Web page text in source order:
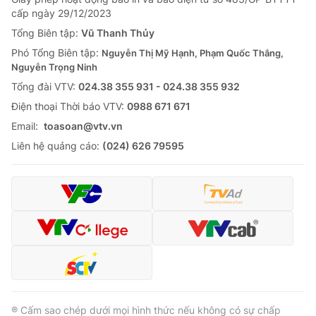
Sản phẩm
Thị trường
Tư vấn
Lịch phát sóng
Chuyên mục khác
Emagazine
Shorts video
VTV Thể thao
cấp ngày 29/12/2023
Tổng Biên tập: Vũ Thanh Thủy
Phó Tổng Biên tập: Nguyễn Thị Mỹ Hạnh, Phạm Quốc Thắng,
Nguyễn Trọng Ninh
Tổng đài VTV: 024.38 355 931 - 024.38 355 932
Ðiện thoại Thời báo VTV: 0988 671 671
Email: toasoan@vtv.vn
Liên hệ quảng cáo: (024) 626 79595
® Cấm sao chép dưới mọi hình thức nếu không có sự chấp